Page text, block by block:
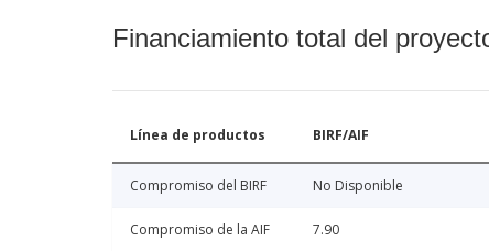
Financiamiento total del
Línea de productos BIRF/AIF
Compromiso del BIRF No Disponible
Compromiso de la AIF 7.90